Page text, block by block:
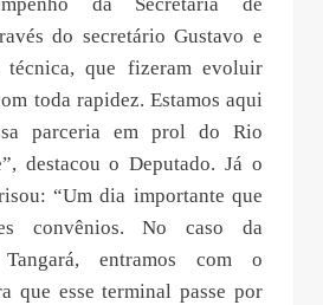
do secretário Gustavo e
técnica, que fizeram evoluir
toda rapidez. Estamos aqui
parceria em prol do Rio
destacou o Deputado. Já o
“Um dia importante que
convênios. No caso da
entramos com o
que esse terminal passe por